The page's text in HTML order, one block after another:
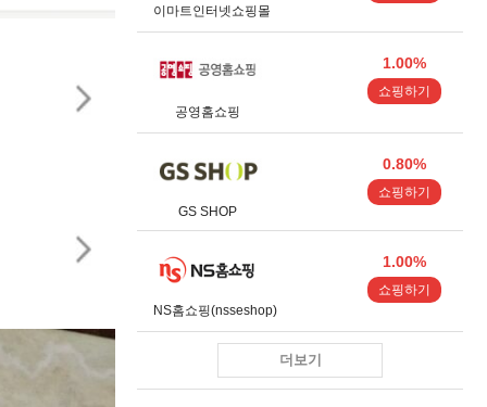
이마트인터넷쇼핑몰
공영홈쇼핑
1.00%
쇼핑하기
GS SHOP
0.80%
쇼핑하기
NS홈쇼핑(nsseshop)
1.00%
쇼핑하기
더보기